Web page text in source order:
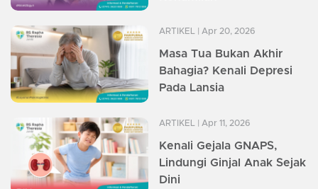
ARTIKEL | Apr 20, 2026
Masa Tua Bukan Akhir
Bahagia? Kenali Depresi
Pada Lansia
ARTIKEL | Apr 11, 2026
Kenali Gejala GNAPS,
Lindungi Ginjal Anak Sejak
Dini